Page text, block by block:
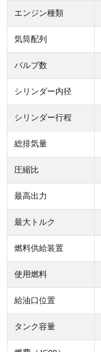
エンジン種類
気筒配列
バルブ数
シリンダー内径
シリンダー行程
総排気量
圧縮比
最高出力
最大トルク
燃料供給装置
使用燃料
給油口位置
タンク容量